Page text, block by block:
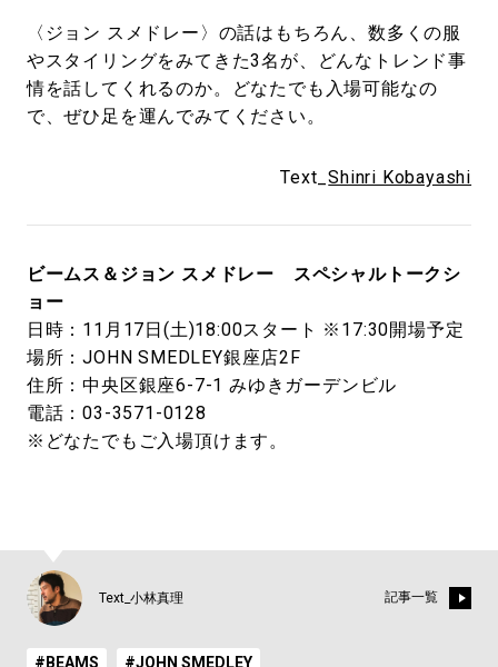
〈ジョン スメドレー〉の話はもちろん、数多くの服
やスタイリングをみてきた3名が、どんなトレンド事
情を話してくれるのか。どなたでも入場可能なの
で、ぜひ足を運んでみてください。
Text_Shinri Kobayashi
ビームス＆ジョン スメドレー スペシャルトークシ
ョー
日時：11月17日(土)18:00スタート ※17:30開場予定
場所：JOHN SMEDLEY銀座店2F
住所：中央区銀座6-7-1 みゆきガーデンビル
電話：03-3571-0128
※どなたでもご入場頂けます。
Text_小林真理 記事一覧
#BEAMS #JOHN SMEDLEY